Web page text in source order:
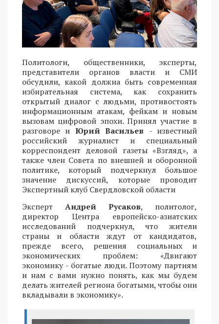
Политологи, общественники, эксперты,
представители органов власти и СМИ
обсудили, какой должна быть современная
избирательная система, как сохранить
открытый диалог с людьми, противостоять
информационным атакам, фейкам и новым
вызовам цифровой эпохи. Принял участие в
разговоре и Юрий Васильев - известный
российский журналист и специальный
корреспондент деловой газеты «Взгляд», а
также член Совета по внешней и оборонной
политике, который подчеркнул большое
значение дискуссий, которые проводит
Экспертный клуб Свердловской области
Эксперт Андрей Русаков, политолог,
директор Центра европейско-азиатских
исследований подчеркнул, что жители
страны и области ждут от кандидатов,
прежде всего, решения социальных и
экономических проблем: «Двигают
экономику - богатые люди. Поэтому партиям
и нам с вами нужно понять, как мы будем
делать жителей региона богатыми, чтобы они
вкладывали в экономику».